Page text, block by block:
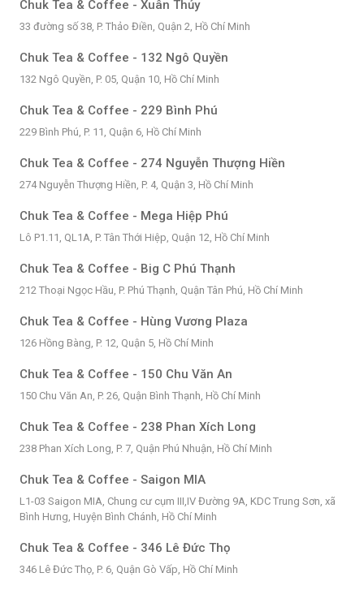
Chuk Tea & Coffee - Xuân Thủy
33 đường số 38, P. Thảo Điền, Quận 2, Hồ Chí Minh
Chuk Tea & Coffee - 132 Ngô Quyền
132 Ngô Quyền, P. 05, Quận 10, Hồ Chí Minh
Chuk Tea & Coffee - 229 Bình Phú
229 Bình Phú, P. 11, Quận 6, Hồ Chí Minh
Chuk Tea & Coffee - 274 Nguyễn Thượng Hiền
274 Nguyễn Thượng Hiền, P. 4, Quận 3, Hồ Chí Minh
Chuk Tea & Coffee - Mega Hiệp Phú
Lô P1.11, QL1A, P. Tân Thới Hiệp, Quận 12, Hồ Chí Minh
Chuk Tea & Coffee - Big C Phú Thạnh
212 Thoại Ngọc Hầu, P. Phú Thạnh, Quận Tân Phú, Hồ Chí Minh
Chuk Tea & Coffee - Hùng Vương Plaza
126 Hồng Bàng, P. 12, Quận 5, Hồ Chí Minh
Chuk Tea & Coffee - 150 Chu Văn An
150 Chu Văn An, P. 26, Quận Bình Thạnh, Hồ Chí Minh
Chuk Tea & Coffee - 238 Phan Xích Long
238 Phan Xích Long, P. 7, Quận Phú Nhuận, Hồ Chí Minh
Chuk Tea & Coffee - Saigon MIA
L1-03 Saigon MIA, Chung cư cụm III,IV Đường 9A, KDC Trung Sơn, xã
Bình Hưng, Huyện Bình Chánh, Hồ Chí Minh
Chuk Tea & Coffee - 346 Lê Đức Thọ
346 Lê Đức Thọ, P. 6, Quận Gò Vấp, Hồ Chí Minh